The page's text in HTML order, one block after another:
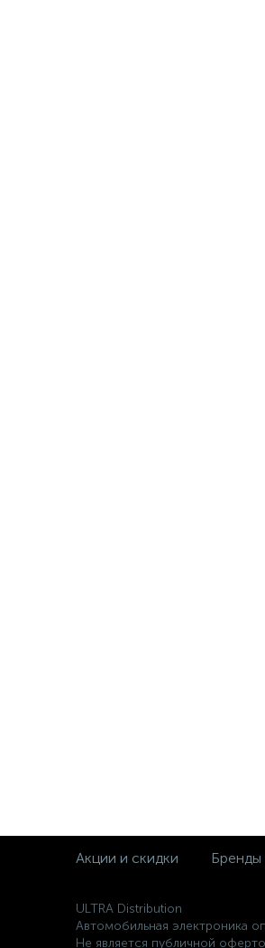
Акции и скидки Бренды
ULTRA Distribution
Автомобильная электроника
Не является публичной